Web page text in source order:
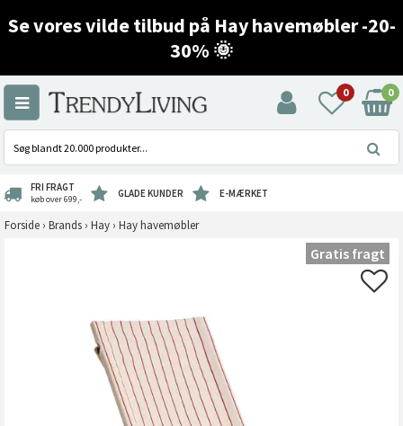
Se vores vilde tilbud på Hay havemøbler -20-
30% 🌞
0 0
FRI FRAGT
køb over 699,- GLADE KUNDER E-MÆRKET
Forside › Brands › Hay › Hay havemøbler
Gratis fragt